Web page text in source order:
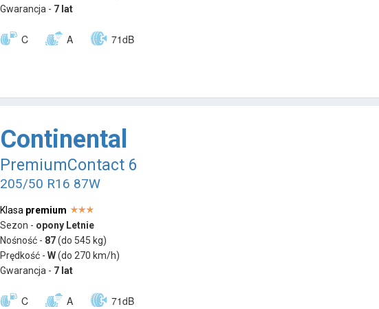
Gwarancja - 7 lat
C A 71dB
Continental
PremiumContact 6
205/50 R16 87W
Klasa premium
Sezon - opony Letnie
Nośność - 87 (do 545 kg)
Prędkość -W (do 270 km/h)
Gwarancja - 7 lat
C A 71dB